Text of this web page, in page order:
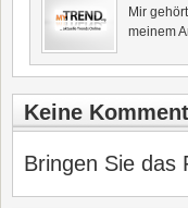
Mir
meinem
Keine
Bringen Sie das